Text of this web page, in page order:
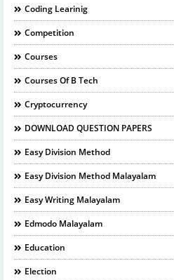
Coding Learinig
Competition
Courses
Courses Of B Tech
Cryptocurrency
DOWNLOAD QUESTION PAPERS
Easy Division Method
Easy Division Method Malayalam
Easy Writing Malayalam
Edmodo Malayalam
Education
Election